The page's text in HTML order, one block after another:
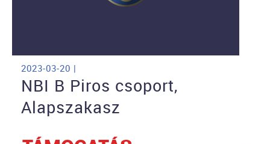
2023-03-20 |
NBI B Piros csoport,
Alapszakasz